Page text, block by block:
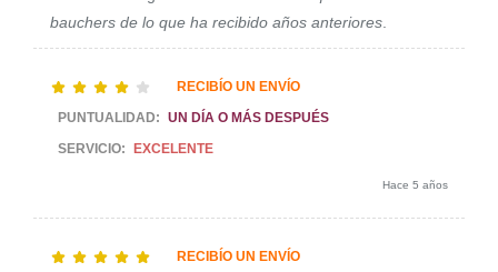
bauchers de lo que ha recibido años anteriores
RECIBÍO UN ENVÍO
PUNTUALIDAD: UN DÍA O MÁS DESPUÉS
SERVICIO:
EXCELENTE
Hace 5 años
RECIBÍO UN ENVÍO